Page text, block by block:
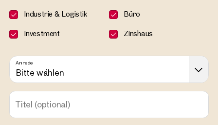
Industrie & Logistik Büro
Investment Zinshaus
Anrede
Bitte wählen
Titel (optional)